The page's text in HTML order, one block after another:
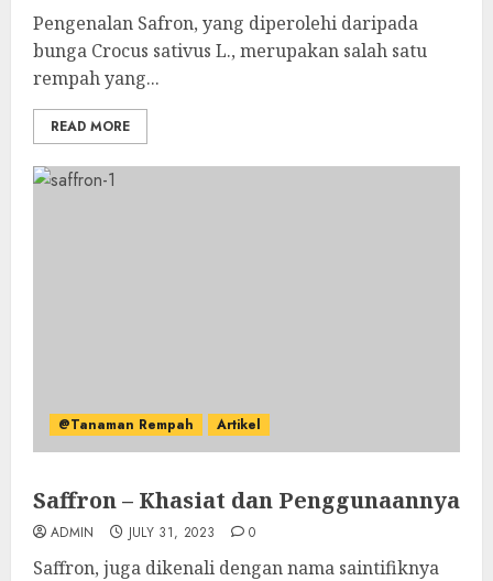
Pengenalan Safron, yang diperolehi daripada
bunga Crocus sativus L., merupakan salah satu
rempah yang...
READ MORE
@Tanaman Rempah Artikel
Saffron – Khasiat dan Penggunaannya
ADMIN JULY 31, 2023 0
Saffron, juga dikenali dengan nama saintifiknya